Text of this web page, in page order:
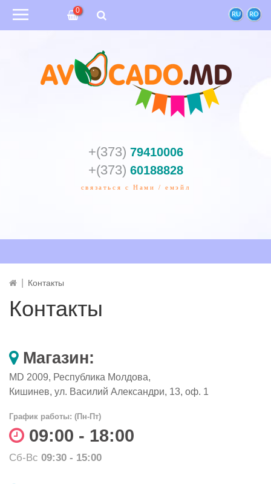
RU RO
0
+(373) 79410006
+(373) 60188828
связаться с Нами / емэйл
Контакты
Контакты
Магазин:
MD 2009, Республика Молдова,
Кишинев, ул. Василий Александри, 13, оф. 1
График работы: (Пн-Пт)
09:00 - 18:00
Сб-Вс 09:30 - 15:00